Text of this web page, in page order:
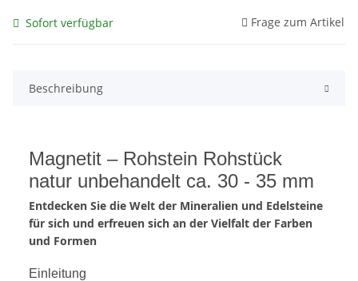
Sofort verfügbar Frage zum Artikel
Beschreibung
Magnetit – Rohstein Rohstück
natur unbehandelt ca. 30 - 35 mm
Entdecken Sie die Welt der Mineralien und Edelsteine
für sich und erfreuen sich an der Vielfalt der Farben
und Formen
Einleitung